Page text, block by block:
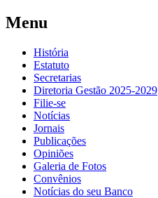
Menu
História
Estatuto
Secretarias
Diretoria Gestão 2025-2029
Filie-se
Notícias
Jornais
Publicações
Opiniões
Galeria de Fotos
Convênios
Notícias do seu Banco